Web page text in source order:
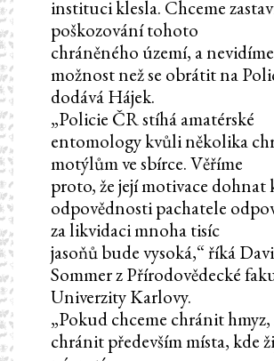
instituci klesla. Chceme
poškozování tohoto
chráněného území, a
možnost než se obrátit na
dodává Hájek.
„Policie ČR stíhá amatérské
entomology kvůli několika
motýlům ve sbírce. Věříme
proto, že její motivace dohnat
odpovědnosti pachatele
za likvidaci mnoha tisíc
jasoňů bude vysoká,“ říká
Sommer z Přírodovědecké
Univerzity Karlovy.
„Pokud chceme chránit
chránit především místa, kde